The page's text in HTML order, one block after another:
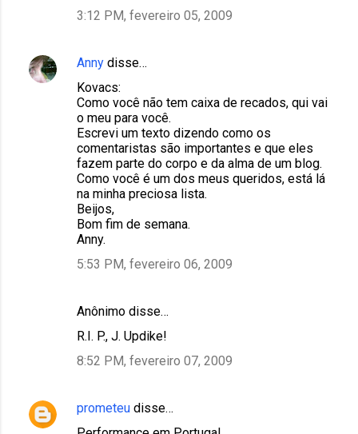
3:12 PM, fevereiro 05, 2009
Anny disse…
Kovacs:
Como você não tem caixa de recados, qui vai
o meu para você.
Escrevi um texto dizendo como os
comentaristas são importantes e que eles
fazem parte do corpo e da alma de um blog.
Como você é um dos meus queridos, está lá
na minha preciosa lista.
Beijos,
Bom fim de semana.
Anny.
5:53 PM, fevereiro 06, 2009
Anônimo disse…
R.I. P., J. Updike!
8:52 PM, fevereiro 07, 2009
prometeu disse…